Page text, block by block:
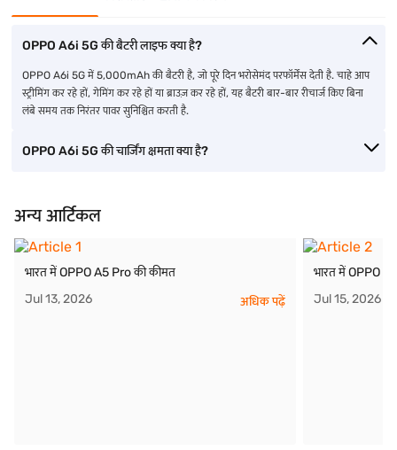
OPPO A6i 5G की बैटरी लाइफ क्या है?
OPPO A6i 5G में 5,000mAh की बैटरी है, जो पूरे दिन भरोसेमंद परफॉर्मेंस देती है. चाहे आप
स्ट्रीमिंग कर रहे हों, गेमिंग कर रहे हों या ब्राउज़ कर रहे हों, यह बैटरी बार-बार रीचार्ज किए बिना
लंबे समय तक निरंतर पावर सुनिश्चित करती है.
OPPO A6i 5G की चार्जिंग क्षमता क्या है?
अन्य आर्टिकल
भारत में OPPO A5 Pro की कीमत
Jul 13, 2026
अधिक पढ़ें
भारत में OPPO
Jul 15, 2026